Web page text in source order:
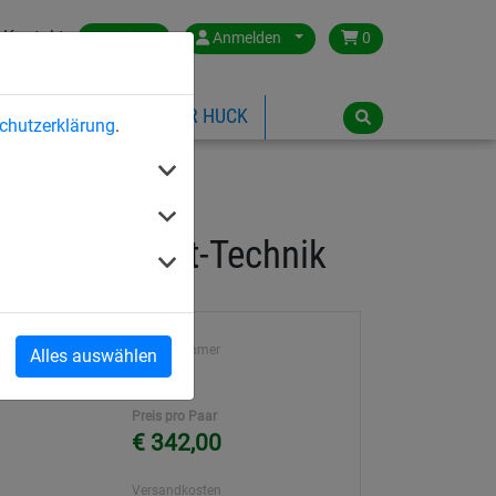
.
Alles auswählen
Kontakt Austria Anmelden 0
ÜBER HUCK
Flecht-Technik
Artikelnummer
1099
Preis pro Paar
€ 342,00
Versandkosten